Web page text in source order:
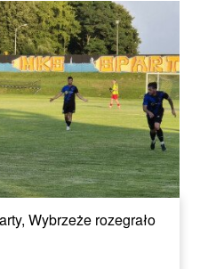
Wybrzeże rozegrało